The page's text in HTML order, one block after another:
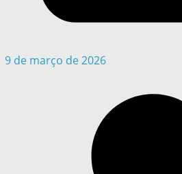
9 de março de 2026